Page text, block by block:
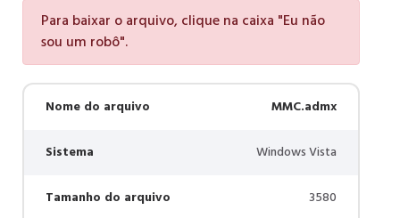
Para baixar o arquivo, clique na caixa "Eu não
sou um robô".
Nome do arquivo MMC.admx
Sistema Windows Vista
Tamanho do arquivo 3580